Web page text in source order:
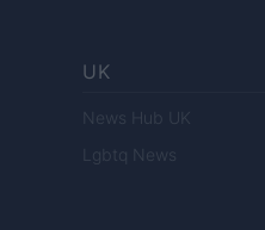
UK
News Hub UK
Lgbtq News